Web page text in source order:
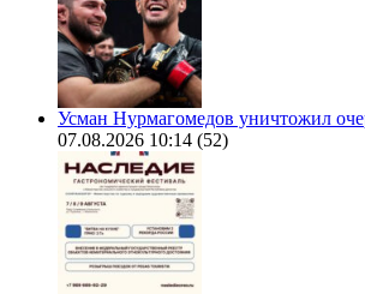
Усман Нурмагомедов уничтожил
07.08.2026 10:14 (52)